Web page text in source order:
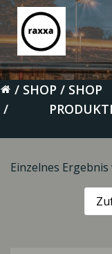
SHOP
SHOP
Einzelnes